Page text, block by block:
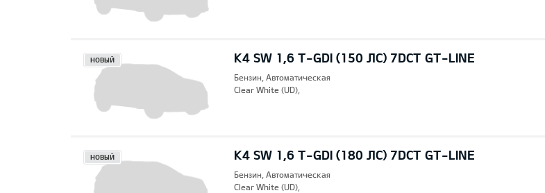
K4 SW 1,6 T-GDI (150 ЛС) 7DCT GT-LINE
НОВЫЙ
Бензин, Автоматическая
Clear White (UD),
K4 SW 1,6 T-GDI (180 ЛС) 7DCT GT-LINE
НОВЫЙ
Бензин, Автоматическая
Clear White (UD),